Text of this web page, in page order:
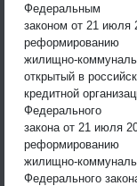
Федеральным
законом от 21 июля
реформированию
жилищно-
открытый в
кредитной
Федерального
закона от 21 июля
реформированию
жилищно-
Федерального